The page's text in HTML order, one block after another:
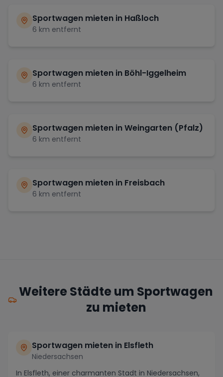
Sportwagen mieten in Haßloch
6 km entfernt
Sportwagen mieten in Böhl-Iggelheim
6 km entfernt
Sportwagen mieten inWeingarten (Pfalz)
6 km entfernt
Sportwagen mieten in Freisbach
6 km entfernt
Weitere Städte um Sportwagen
zu mieten
Sportwagen mieten in Elsfleth
Niedersachsen
In Elsfleth, einer charmanten Stadt in Niedersachsen,